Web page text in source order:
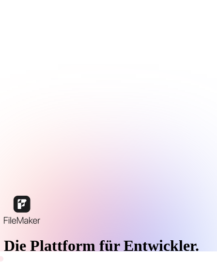
Die Plattform für Entwickler.